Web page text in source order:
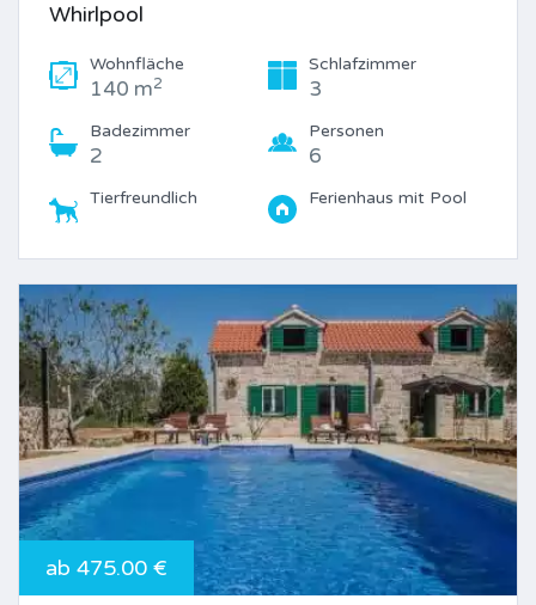
Whirlpool
Wohnfläche
140 m2
Schlafzimmer
3
Badezimmer
2
Personen
6
Tierfreundlich Ferienhaus mit Pool
ab 475.00 €